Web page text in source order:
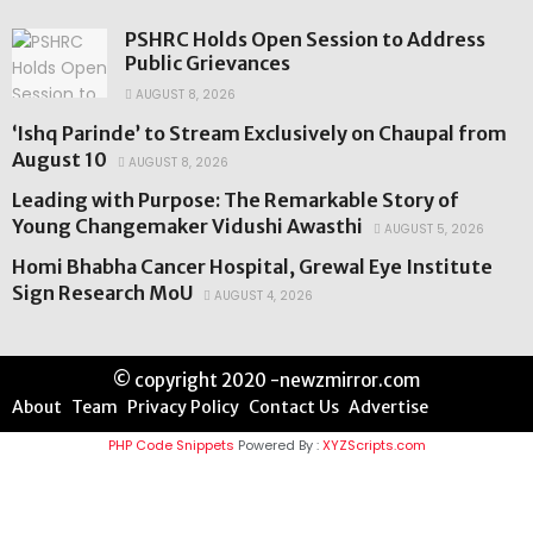
PSHRC Holds Open Session to Address
Public Grievances
AUGUST 8, 2026
‘Ishq Parinde’ to Stream Exclusively on Chaupal from
August 10
AUGUST 8, 2026
Leading with Purpose: The Remarkable Story of
Young Changemaker Vidushi Awasthi
AUGUST 5, 2026
Homi Bhabha Cancer Hospital, Grewal Eye Institute
Sign Research MoU
AUGUST 4, 2026
© copyright 2020 -newzmirror.com
About Team Privacy Policy Contact Us Advertise
PHP Code Snippets Powered By :XYZScripts.com